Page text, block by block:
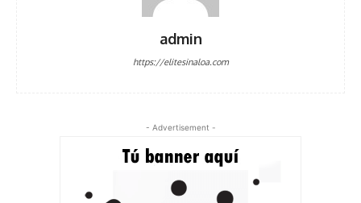
admin
https://elitesinaloa.com
- Advertisement -